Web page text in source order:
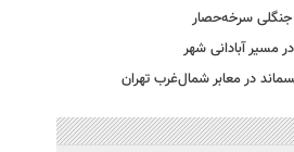
مسیر آبادانی شهر
در معابر شمال‌غرب تهران